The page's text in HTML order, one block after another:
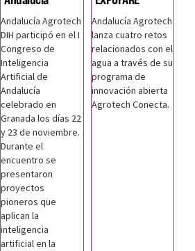
Andalucía Agrotech
DIH participó en el I
Congreso de
Inteligencia
Artificial de
Andalucía
celebrado en
Granada los días 22
y 23 de noviembre.
Durante el
encuentro se
presentaron
proyectos
pioneros que
aplican la
inteligencia
artificial en la
Andalucía Agrotech
lanza cuatro retos
relacionados con el
agua a través de su
programa de
innovación abierta
Agrotech Conecta.